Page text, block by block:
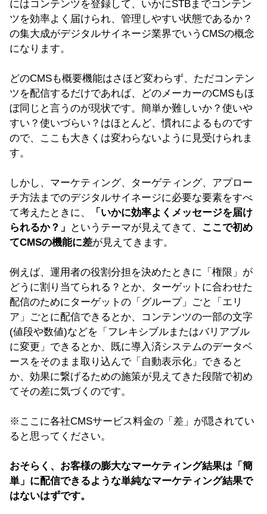
にはコンテンツを登録して、いかにSTBまでコンテン
ツを効率よく届けられ、管理しやすい状態であるか？
の集大成がデジタルサイネージ業界でいうCMSの概念
になります。
どのCMSも概要機能はさほど変わらず、ただコンテン
ツを配信するだけであれば、どのメーカーのCMSもほ
ぼ同じと言うのが現状です。簡単か難しいか？使いや
すい？使いづらい？はほとんど、慣れによるものです
ので、ここも大きくは変わらないように見受けられま
す。
しかし、マーケティング、ターゲティング、アプロー
チ方法までのデジタルサイネージに必要な要素をすべ
て考えたときに、
「いかに効率よくメッセージを届け
られるか？」
というテーマが見えてきて、 ここで初め
てCMSの機能に差が見えてきます。
例えば、運用者の役割分担を決めたときに「権限」が
どうに割り当てられる？とか、ターゲットに合わせた
配信のためにターゲットの「グループ」ごと「エリ
ア」ごとに配信できるとか、コンテンツの一部の文字
(値段や数値)などを「フレキシブルまたはバリアブル
に変更」できるとか、既に導入済システムのデータベ
ースをそのまま取り込んで「自動表示化」できると
か、効果に繋げるための施策が見えてきた段階で初め
てその差に気づくのです。
※ここに各社CMSサービス料金の「差」が隠されてい
ると思ってください。
おそらく、お客様の膨大なマーケティング結果は 「簡
単」に配信できるような単純なマーケティング結果で
はないはずです。